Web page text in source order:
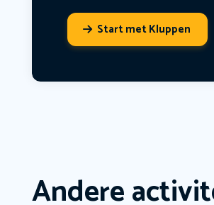
Start met Kluppen
Andere